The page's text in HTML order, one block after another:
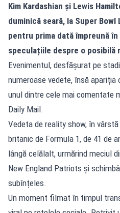
Kim Kardashian și Lewis
duminică seară, la Super
pentru prima dată împreună
speculațiile despre o posibilă
Evenimentul, desfășurat pe
numeroase vedete, însă
unul dintre cele mai comentate
Daily Mail.
Vedeta de reality show, în
britanic de Formula 1, de 41 de
lângă celălalt, urmărind meciul
New England Patriots și
subînțeles.
Un moment filmat în timpul